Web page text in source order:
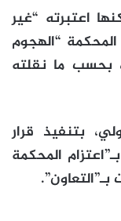
اعتبرته “غير
“الهجوم
بحسب ما نقلته
بتنفيذ قرار
المحكمة